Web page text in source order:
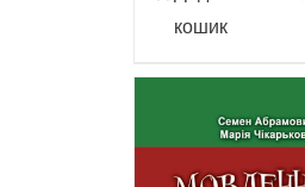
кошик